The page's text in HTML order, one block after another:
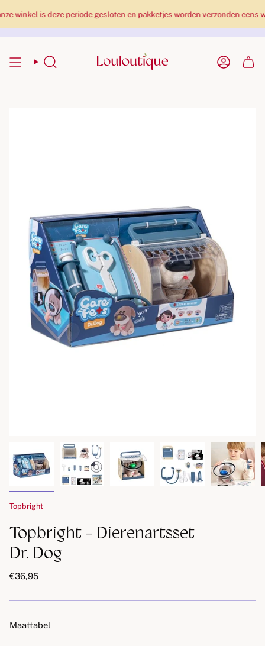
winkel is deze periode gesloten en pakketjes worden verzonden eens we
Zoekopdracht
Topbright
Topbright - Dierenartsset
Dr. Dog
€36,95
Maattabel